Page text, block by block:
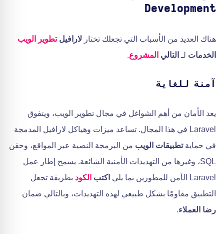
Development
هناك العديد من الأسباب التي تجعلك تختار لارافيلتطوير الويب
الخدمات لـ التالي المشروع.
آمنة للغاية
يعد الأمان من أهم الشواغل في مجال تطوير الويب، ويتفوق
Laravel في هذا المجال. تساعد ميزات وهياكل لارافيل المدمجة
في حمايةتطبيقات الويب من البرمجة النصية عبر المواقع، وحقن
SQL، وغيرها من التهديدات الأمنية الشائعة. يسمح إطار عمل
Laravel الآمن للمطورين بما يلي
اكتب الكود بطريقة تجعل
التطبيق مقاومًا بشكل طبيعي لهذه التهديدات، وبالتالي ضمان
رضا العملاء.